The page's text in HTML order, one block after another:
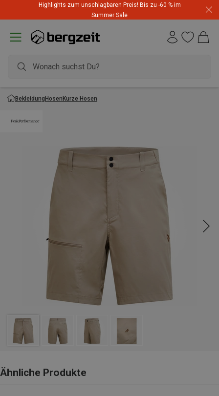
Highlights zum unschlagbaren Preis! Bis zu -60 % im
Summer Sale
BekleidungHosenKurze Hosen
Ähnliche Produkte